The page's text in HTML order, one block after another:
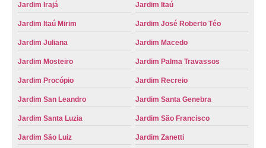
preço emplacamento mercosul agendamento São José da Bela Vista
mercosul emplacamento Severinia
mercosul emplacamento Leblon
valor de emplacamento mercosul agendamento Santa Ernestina
detran emplacamento mercosul Santa Adélia
custo para emplacamento mercosul Jardim América
Jardim Irajá Jardim Itaú
Jardim Itaú Mirim Jardim José Roberto Téo
Jardim Juliana Jardim Macedo
Jardim Mosteiro Jardim Palma Travassos
Jardim Procópio Jardim Recreio
Jardim San Leandro Jardim Santa Genebra
Jardim Santa Luzia Jardim São Francisco
Jardim São Luiz Jardim Zanetti